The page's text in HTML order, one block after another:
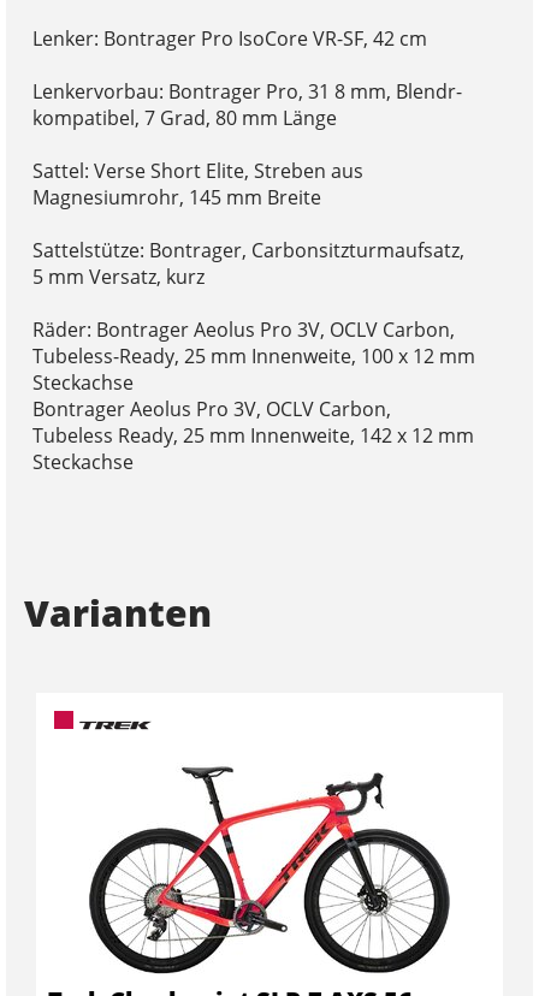
Lenker: Bontrager Pro IsoCore VR-SF, 42 cm
Lenkervorbau: Bontrager Pro, 31 8 mm, Blendr-
kompatibel, 7 Grad, 80 mm Länge
Sattel: Verse Short Elite, Streben aus
Magnesiumrohr, 145 mm Breite
Sattelstütze: Bontrager, Carbonsitzturmaufsatz,
5 mm Versatz, kurz
Räder: Bontrager Aeolus Pro 3V, OCLV Carbon,
Tubeless-Ready, 25 mm Innenweite, 100 x 12 mm
Steckachse
Bontrager Aeolus Pro 3V, OCLV Carbon,
Tubeless Ready, 25 mm Innenweite, 142 x 12 mm
Steckachse
Varianten